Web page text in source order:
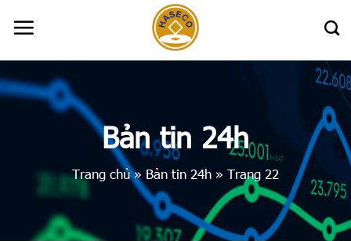
Bản tin 24h
Trang chủ» Bản tin 24h » Trang 22